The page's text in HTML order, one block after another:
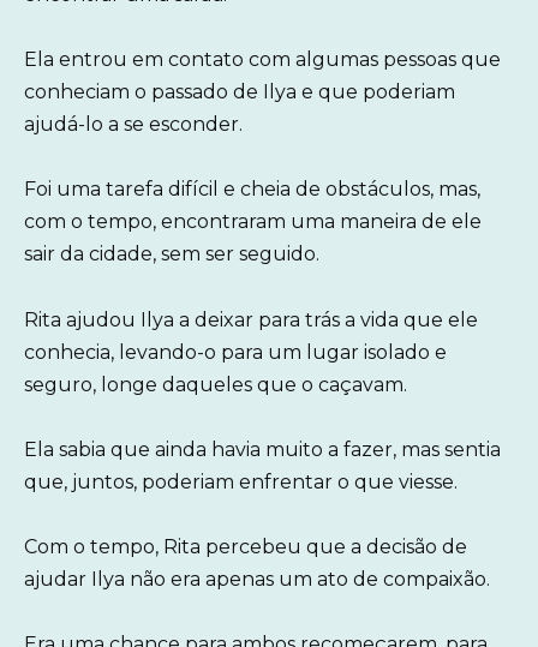
Ela entrou em contato com algumas pessoas que
conheciam o passado de Ilya e que poderiam
ajudá-lo a se esconder.
Foi uma tarefa difícil e cheia de obstáculos, mas,
com o tempo, encontraram uma maneira de ele
sair da cidade, sem ser seguido.
Rita ajudou Ilya a deixar para trás a vida que ele
conhecia, levando-o para um lugar isolado e
seguro, longe daqueles que o caçavam.
Ela sabia que ainda havia muito a fazer, mas sentia
que, juntos, poderiam enfrentar o que viesse.
Com o tempo, Rita percebeu que a decisão de
ajudar Ilya não era apenas um ato de compaixão.